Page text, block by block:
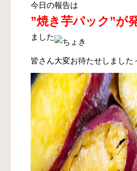
今日の報告は
”焼き芋パック”が
ました
皆さん大変お待たせしました